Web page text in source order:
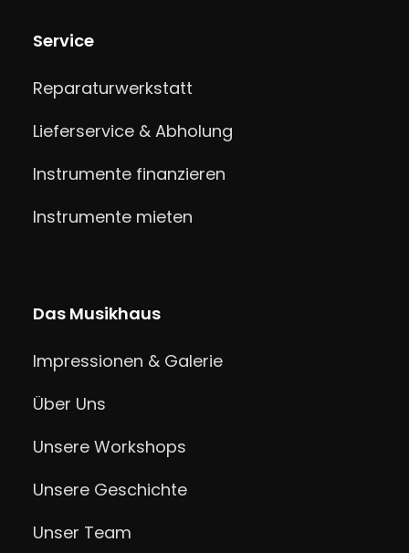
Service
Reparaturwerkstatt
Lieferservice & Abholung
Instrumente finanzieren
Instrumente mieten
Das Musikhaus
Impressionen & Galerie
Über Uns
Unsere Workshops
Unsere Geschichte
Unser Team